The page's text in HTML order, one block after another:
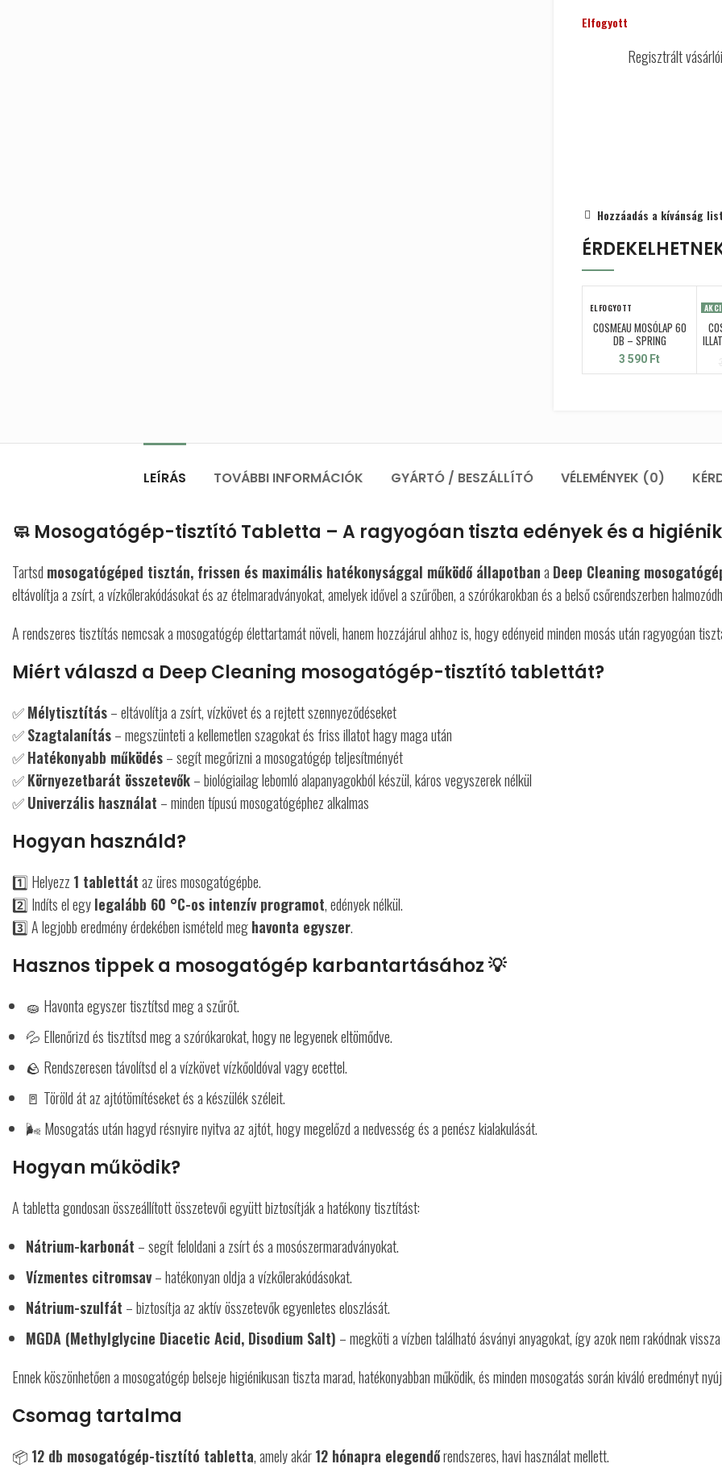
Elfogyott
Regisztrált
Hozzáadás a kívánság
ELFOGYOTT
KIEMELT
ÚJ TERMÉK
COSMEAU MOSÓLAP 60
DB – SPRING
3 590 Ft
ÚJ
LEÍRÁS TOVÁBBI INFORMÁCIÓK GYÁRTÓ / BESZÁLLÍTÓ VÉLEMÉNYEK (0)
🧼 Mosogatógép-tisztító Tabletta – A ragyogóan tiszta edények és a
Tartsd mosogatógéped tisztán, frissen és maximális hatékonysággal működő állapotbana Deep Cleaning
eltávolítja a zsírt, a vízkőlerakódásokat és az ételmaradványokat, amelyek idővel a szűrőben, a szórókarokban és a belső csőrendszerben
A rendszeres tisztítás nemcsak a mosogatógép élettartamát növeli, hanem hozzájárul ahhoz is, hogy edényeid minden mosás után ragyogóan
Miért válaszd a Deep Cleaning mosogatógép-tisztító tablettát?
✅Mélytisztítás– eltávolítja a zsírt, vízkövet és a rejtett szennyeződéseket
✅Szagtalanítás– megszünteti a kellemetlen szagokat és friss illatot hagy maga után
✅Hatékonyabb működés– segít megőrizni a mosogatógép teljesítményét
✅Környezetbarát összetevők– biológiailag lebomló alapanyagokból készül, káros vegyszerek nélkül
✅Univerzális használat – minden típusú mosogatógéphez alkalmas
Hogyan használd?
1️⃣ Helyezz 1 tablettátaz üres mosogatógépbe.
2️⃣ Indíts el egylegalább 60 °C-os intenzív programot, edények nélkül.
3️⃣ A legjobb eredmény érdekében ismételd meghavonta egyszer.
Hasznos tippek a mosogatógép karbantartásához 💡
🧽 Havonta egyszer tisztítsd meg a szűrőt.
💦 Ellenőrizd és tisztítsd meg a szórókarokat, hogy ne legyenek eltömődve.
🪨 Rendszeresen távolítsd el a vízkövet vízkőoldóval vagy ecettel.
🚪 Töröld át az ajtótömítéseket és a készülék széleit.
🌬️ Mosogatás után hagyd résnyire nyitva az ajtót, hogy megelőzd a nedvesség és a penész kialakulását.
Hogyan működik?
A tabletta gondosan összeállított összetevői együtt biztosítják a hatékony tisztítást:
Nátrium-karbonát – segít feloldani a zsírt és a mosószermaradványokat.
Vízmentes citromsav– hatékonyan oldja a vízkőlerakódásokat.
Nátrium-szulfát – biztosítja az aktív összetevők egyenletes eloszlását.
MGDA (Methylglycine Diacetic Acid, Disodium Salt) – megköti a vízben található ásványi anyagokat, így azok nem rakódnak
Ennek köszönhetően a mosogatógép belseje higiénikusan tiszta marad, hatékonyabban működik, és minden mosogatás során kiváló eredményt
Csomag tartalma
📦 12 db mosogatógép-tisztító tabletta, amely akár12 hónapra elegendőrendszeres, havi használat mellett.